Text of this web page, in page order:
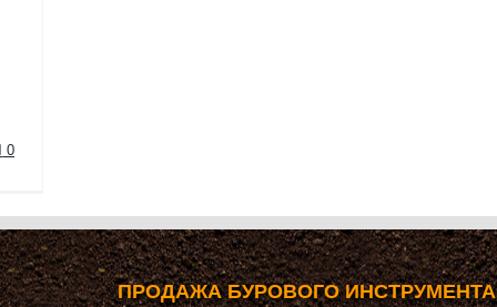
0
ПРОДАЖА БУРОВОГО ИНСТРУМЕНТА